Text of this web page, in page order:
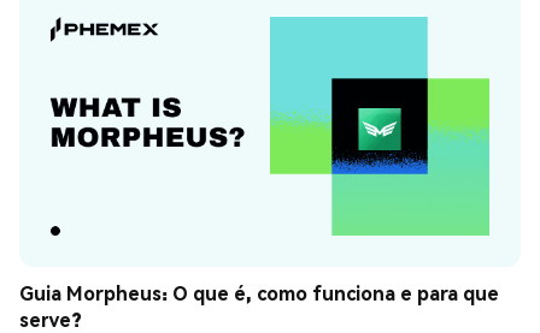
Guia Morpheus: O que é, como funciona e para que
serve?